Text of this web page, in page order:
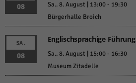
08 Sa.. 8. August | 13:00- 19:30
Bürgerhalle Broich
SA.
08
Englischsprachige Führung
Sa.. 8. August | 15:00- 16:30
Museum Zitadelle